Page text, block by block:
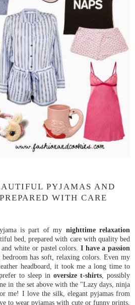
PYJAMAS AND
WITH CARE
is part of my nighttime relaxation
bed, prepared with care with quality bed
white or pastel colors. I have a passion
has soft, relaxing colors. Even my
headboard, it took me a long time to
to sleep in oversize t-shirts , possibly
in the set above with the "Lazy days, ninja
me! I love the silk, elegant pyjamas from
to wear pyjamas with cute or funny prints,